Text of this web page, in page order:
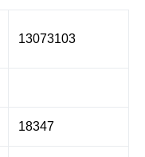
13073103
18347